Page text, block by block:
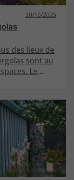
30/10/2025
des lieux de
sont au
Le
les avantages
de pergola,
pour votre